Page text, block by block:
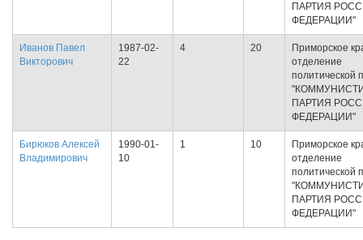
ПАРТИЯ
ФЕДЕРАЦИИ"
Иванов Павел
Викторович
1987-02-
22
4 20
Приморское
отделение
политической
ПАРТИЯ
ФЕДЕРАЦИИ"
Бирюков Алексей
Владимирович
1990-01-
10
1 10
Приморское
отделение
политической
ПАРТИЯ
ФЕДЕРАЦИИ"